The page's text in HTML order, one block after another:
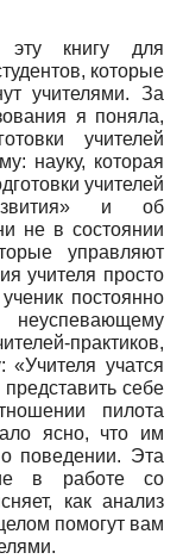
книгу для
которые
учителями. За
я поняла,
учителей
науку, которая
учителей
и об
не в состоянии
управляют
учителя просто
постоянно
практиков,
учатся
себе
пилота
ясно, что им
поведении. Эта
в работе со
как анализ
помогут вам